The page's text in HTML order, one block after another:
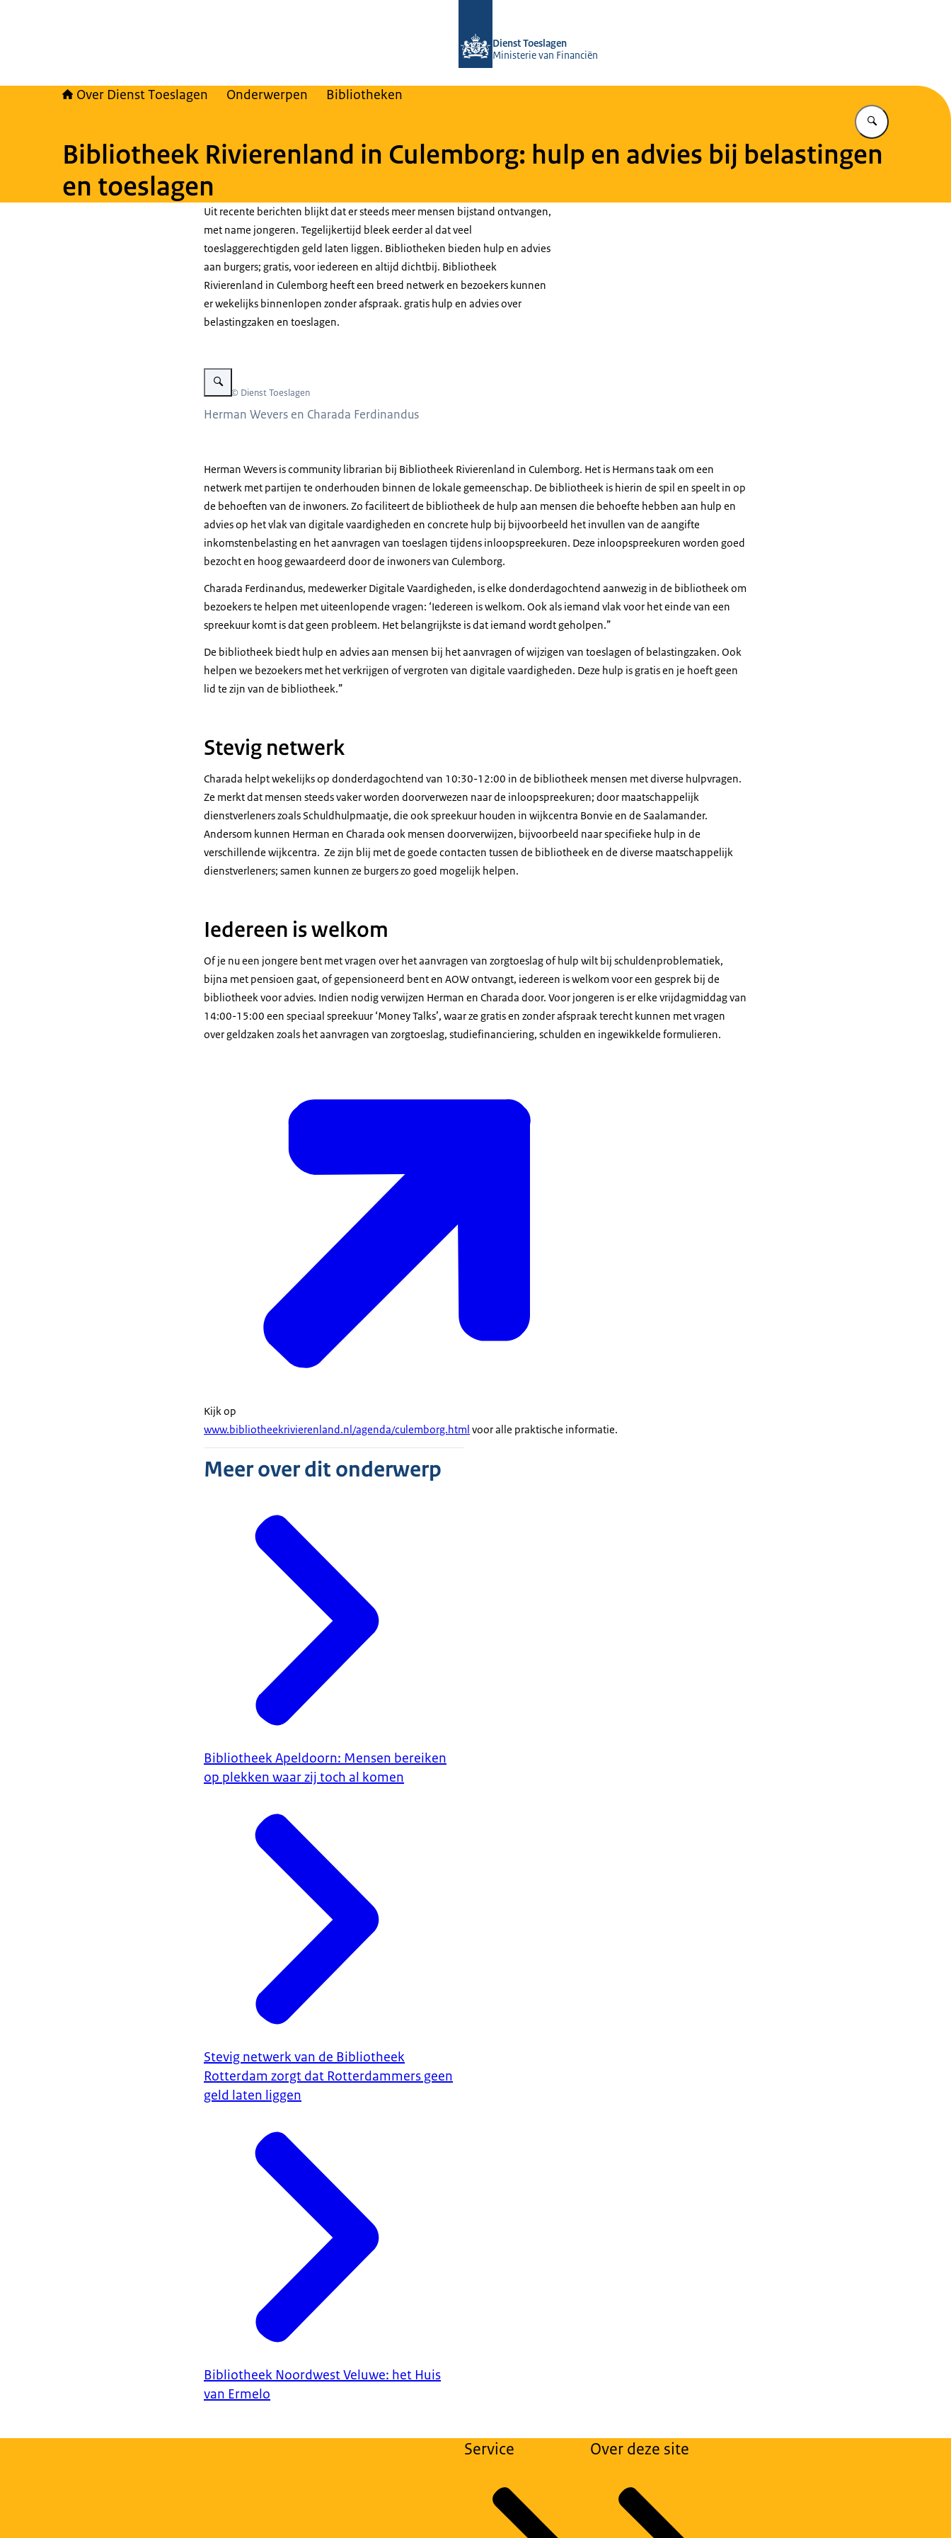
Dienst Toeslagen
Ministerie van Financiën
Over Dienst Toeslagen Onderwerpen Bibliotheken
Vul in wat u
Bibliotheek Rivierenland in Culemborg: hulp en advies bij belastingen
en toeslagen
Uit recente berichten blijkt dat er steeds meer mensen bijstand ontvangen,
met name jongeren. Tegelijkertijd bleek eerder al dat veel
toeslaggerechtigden geld laten liggen. Bibliotheken bieden hulp en advies
aan burgers; gratis, voor iedereen en altijd dichtbij. Bibliotheek
Rivierenland in Culemborg heeft een breed netwerk en bezoekers kunnen
er wekelijks binnenlopen zonder afspraak. gratis hulp en advies over
belastingzaken en toeslagen.
Vergroot afbeelding Herman Wevers en Charada Ferdinandus
Beeld: © Dienst Toeslagen
Herman Wevers en Charada Ferdinandus
Herman Wevers is community librarian bij Bibliotheek Rivierenland in Culemborg. Het is Hermans taak om een
netwerk met partijen te onderhouden binnen de lokale gemeenschap. De bibliotheek is hierin de spil en speelt in op
de behoeften van de inwoners. Zo faciliteert de bibliotheek de hulp aan mensen die behoefte hebben aan hulp en
advies op het vlak van digitale vaardigheden en concrete hulp bij bijvoorbeeld het invullen van de aangifte
inkomstenbelasting en het aanvragen van toeslagen tijdens inloopspreekuren. Deze inloopspreekuren worden goed
bezocht en hoog gewaardeerd door de inwoners van Culemborg.
Charada Ferdinandus, medewerker Digitale Vaardigheden, is elke donderdagochtend aanwezig in de bibliotheek om
bezoekers te helpen met uiteenlopende vragen: ‘Iedereen is welkom. Ook als iemand vlak voor het einde van een
spreekuur komt is dat geen probleem. Het belangrijkste is dat iemand wordt geholpen.”
De bibliotheek biedt hulp en advies aan mensen bij het aanvragen of wijzigen van toeslagen of belastingzaken. Ook
helpen we bezoekers met het verkrijgen of vergroten van digitale vaardigheden. Deze hulp is gratis en je hoeft geen
lid te zijn van de bibliotheek.”
Stevig netwerk
Charada helpt wekelijks op donderdagochtend van 10:30-12:00 in de bibliotheek mensen met diverse hulpvragen.
Ze merkt dat mensen steeds vaker worden doorverwezen naar de inloopspreekuren; door maatschappelijk
dienstverleners zoals Schuldhulpmaatje, die ook spreekuur houden in wijkcentra Bonvie en de Saalamander.
Andersom kunnen Herman en Charada ook mensen doorverwijzen, bijvoorbeeld naar specifieke hulp in de
verschillende wijkcentra. Ze zijn blij met de goede contacten tussen de bibliotheek en de diverse maatschappelijk
dienstverleners; samen kunnen ze burgers zo goed mogelijk helpen.
Iedereen is welkom
Of je nu een jongere bent met vragen over het aanvragen van zorgtoeslag of hulp wilt bij schuldenproblematiek,
bijna met pensioen gaat, of gepensioneerd bent en AOW ontvangt, iedereen is welkom voor een gesprek bij de
bibliotheek voor advies. Indien nodig verwijzen Herman en Charada door. Voor jongeren is er elke vrijdagmiddag van
14:00-15:00 een speciaal spreekuur ‘Money Talks’, waar ze gratis en zonder afspraak terecht kunnen met vragen
over geldzaken zoals het aanvragen van zorgtoeslag, studiefinanciering, schulden en ingewikkelde formulieren.
Kijk op
www.bibliotheekrivierenland.nl/agenda/culemborg.html voor alle praktische informatie.
Meer over dit onderwerp
Bibliotheek Apeldoorn: Mensen bereiken
op plekken waar zij toch al komen
Stevig netwerk van de Bibliotheek
Rotterdam zorgt dat Rotterdammers geen
geld laten liggen
Bibliotheek Noordwest Veluwe: het Huis
van Ermelo
Service Over deze site